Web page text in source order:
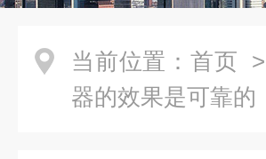
当前位置： 首页 >
器的效果是可靠的